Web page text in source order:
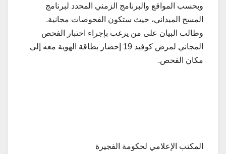
وبحسب المواقع والبرنامج الزمني المحدد لبرنامج
المسح الميداني، حيث ستكون الفحوصات مجانية.
وطالب البيان على من يرغب بإجراء اختبار الفحص
المجاني لمرض كوفيد 19 إحضار بطاقة الهوية معه إلى
مكان الفحص.
المكتب الإعلامي لحكومة الفجيرة